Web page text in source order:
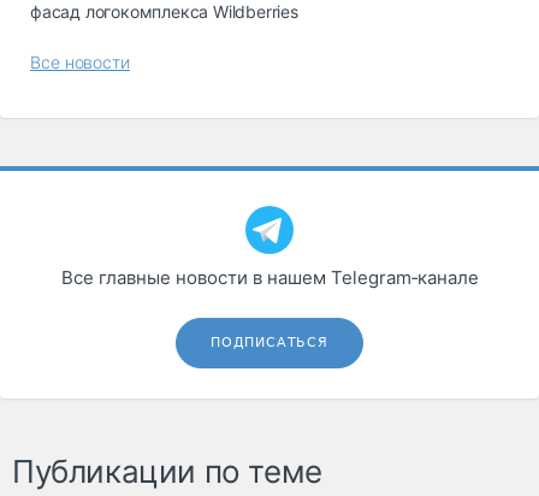
фасад логокомплекса Wildberries
Все новости
Все главные новости в нашем Telegram‑канале
ПОДПИСАТЬСЯ
Публикации по теме